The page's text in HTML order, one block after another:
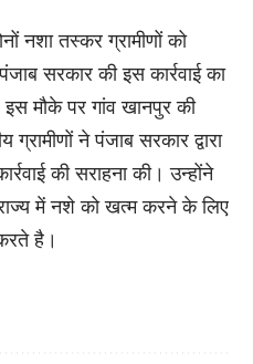
नशा तस्कर ग्रामीणों को
सरकार की इस कार्रवाई का
मौके पर गांव खानपुर की
ने पंजाब सरकार द्वारा
की सराहना की। उन्होंने
राज्य में नशे को खत्म करने के लिए
है।